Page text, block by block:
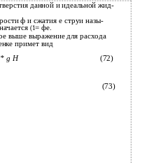
данной и идеальной жид­
ф и сжатия е струи назы­
(1= фе.
выше выражение для расхода
примет вид
g H
(72)
(73)